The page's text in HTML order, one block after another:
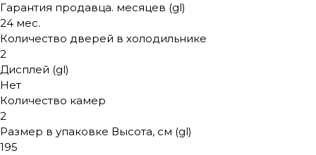
Гарантия продавца. месяцев (gl)
24 мес.
Количество дверей в холодильнике
2
Дисплей (gl)
Нет
Количество камер
2
Размер в упаковке Высота, см (gl)
195